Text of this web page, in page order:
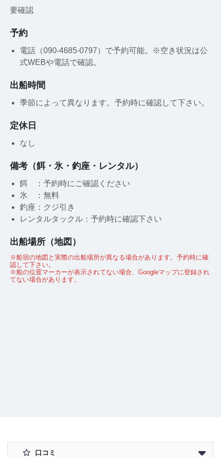
要確認
予約
電話（090-4685-0797）で予約可能。※空き状況は公
式WEBや電話で確認。
出船時間
季節によって異なります。予約時に確認して下さい。
定休日
なし
備考（餌・氷・釣座・レンタル）
餌 ：予約時にご確認ください
氷 ：無料
釣座：クジ引き
レンタルタックル：予約時に確認下さい
出船場所（地図）
※船宿の地図と実際の出船場所が異なる場合があります。予約時に確
認して下さい。
※船の位置マーカーが表示されてない場合、Googleマップに登録され
てない場合があります。
口コミ